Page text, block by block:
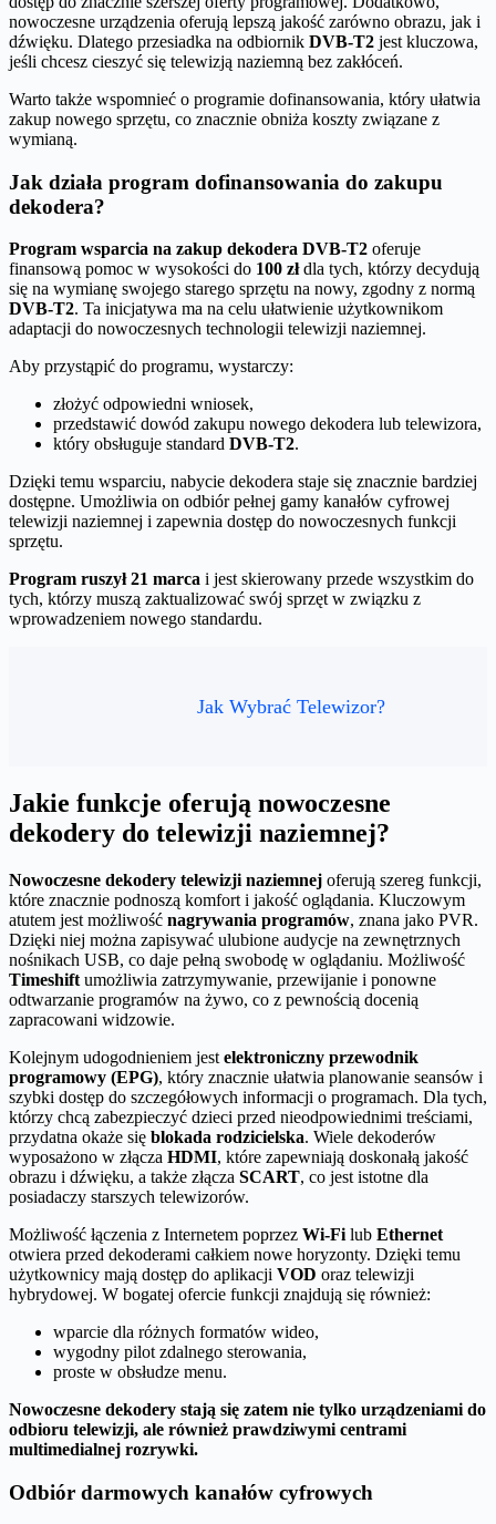
nowoczesne urządzenia oferują lepszą jakość zarówno obrazu, jak i
dźwięku. Dlatego przesiadka na odbiornik DVB-T2 jest kluczowa,
jeśli chcesz cieszyć się telewizją naziemną bez zakłóceń.
Warto także wspomnieć o programie dofinansowania, który ułatwia
zakup nowego sprzętu, co znacznie obniża koszty związane z
wymianą.
Jak działa program dofinansowania do zakupu
dekodera?
Program wsparcia na zakup dekodera DVB-T2 oferuje
finansową pomoc w wysokości do 100 złdla tych, którzy decydują
się na wymianę swojego starego sprzętu na nowy, zgodny z normą
DVB-T2. Ta inicjatywa ma na celu ułatwienie użytkownikom
adaptacji do nowoczesnych technologii telewizji naziemnej.
Aby przystąpić do programu, wystarczy:
złożyć odpowiedni wniosek,
przedstawić dowód zakupu nowego dekodera lub telewizora,
który obsługuje standard DVB-T2.
Dzięki temu wsparciu, nabycie dekodera staje się znacznie bardziej
dostępne. Umożliwia on odbiór pełnej gamy kanałów cyfrowej
telewizji naziemnej i zapewnia dostęp do nowoczesnych funkcji
sprzętu.
Program ruszył 21 marca i jest skierowany przede wszystkim do
tych, którzy muszą zaktualizować swój sprzęt w związku z
wprowadzeniem nowego standardu.
Jak Wybrać Telewizor?
Jakie funkcje oferują nowoczesne
dekodery do telewizji naziemnej?
Nowoczesne dekodery telewizji naziemnej oferują szereg funkcji,
które znacznie podnoszą komfort i jakość oglądania. Kluczowym
atutem jest możliwość nagrywania programów, znana jako PVR.
Dzięki niej można zapisywać ulubione audycje na zewnętrznych
nośnikach USB, co daje pełną swobodę w oglądaniu. Możliwość
Timeshift umożliwia zatrzymywanie, przewijanie i ponowne
odtwarzanie programów na żywo, co z pewnością docenią
zapracowani widzowie.
Kolejnym udogodnieniem jest elektroniczny przewodnik
programowy (EPG), który znacznie ułatwia planowanie seansów i
szybki dostęp do szczegółowych informacji o programach. Dla tych,
którzy chcą zabezpieczyć dzieci przed nieodpowiednimi treściami,
przydatna okaże się blokada rodzicielska. Wiele dekoderów
wyposażono w złącza HDMI, które zapewniają doskonałą jakość
obrazu i dźwięku, a także złącza SCART, co jest istotne dla
posiadaczy starszych telewizorów.
Możliwość łączenia z Internetem poprzez Wi-Fi lub Ethernet
otwiera przed dekoderami całkiem nowe horyzonty. Dzięki temu
użytkownicy mają dostęp do aplikacji VOD oraz telewizji
hybrydowej. W bogatej ofercie funkcji znajdują się również:
wparcie dla różnych formatów wideo,
wygodny pilot zdalnego sterowania,
proste w obsłudze menu.
Nowoczesne dekodery stają się zatem nie tylko urządzeniami do
odbioru telewizji, ale również prawdziwymi centrami
multimedialnej rozrywki.
Odbiór darmowych kanałów cyfrowych